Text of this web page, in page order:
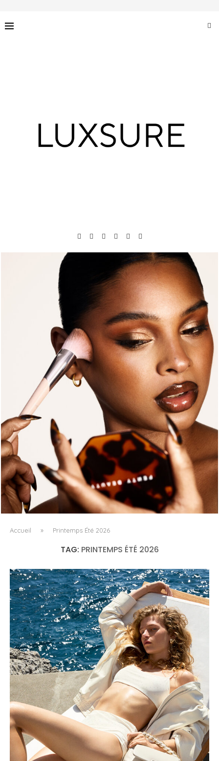
FENTY BEAUTY EXPLORE LA TEXTURE COMME LANGAGE
AVEC LE SUN STALK’R SOUFFLÉ...
Accueil » Printemps Été 2026
TAG: PRINTEMPS ÉTÉ 2026